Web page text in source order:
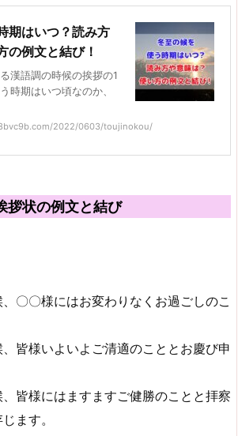
期はいつ？読み方
の例文と結び！
漢語調の時候の挨拶の1
時期はいつ頃なのか、
2022/0603/toujinokou/
拶状の例文と結び
〇〇様にはお変わりなくお過ごしのこ
皆様いよいよご清適のこととお慶び申
皆様にはますますご健勝のことと拝察
ます。